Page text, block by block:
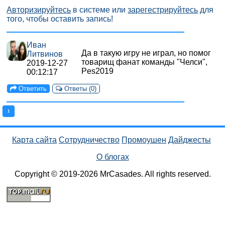
Авторизируйтесь в системе илизарегестрируйтесь для
того, чтобы оставить запись!
Иван
Литвинов
2019-12-27
00:12:17
Да в такую игру не играл, но помог
товарищ фанат команды "Челси",
Pes2019
Ответить Ответы (0)
1
Карта сайта Сотрудничество Промоушен Дайджесты
О блогах
Copyright © 2019-2026 MrCasades. All rights reserved.